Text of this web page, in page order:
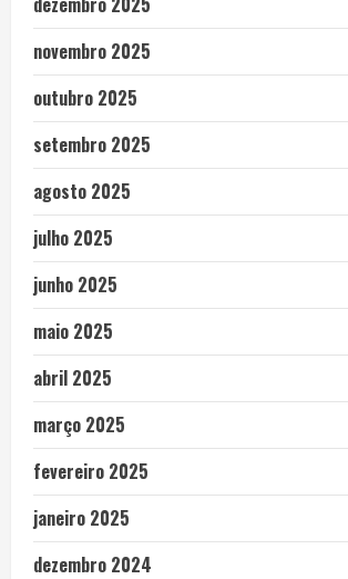
novembro 2025
outubro 2025
setembro 2025
agosto 2025
julho 2025
junho 2025
maio 2025
abril 2025
março 2025
fevereiro 2025
janeiro 2025
dezembro 2024